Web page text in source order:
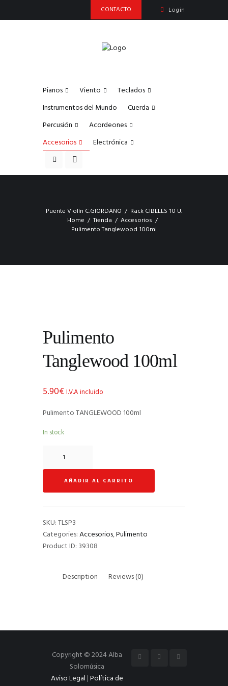
CONTACTO Login
Pianos Viento
Teclados
Instrumentos del Mundo
Cuerda
Percusión
Acordeones
Accesorios
Electrónica
Puente Violín C.GIORDANO
Rack CIBELES 10 U.
Home
Tienda
Accesorios
Pulimento Tanglewood 100ml
Pulimento
Tanglewood 100ml
5.90€I.V.A incluido
Pulimento TANGLEWOOD 100ml
In stock
Tanglewood
100ml
quantityAÑADIR AL CARRITO
SKU:TLSP3
Categories:Accesorios,Pulimento
Product ID: 39308
Description Reviews (0)
Copyright © 2024 Alba
Solomúsica
Aviso Legal |Política de